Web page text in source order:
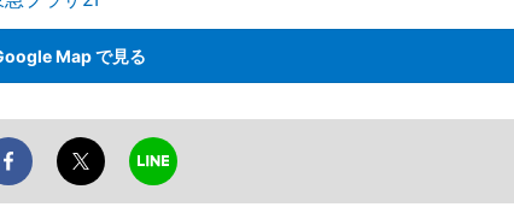
Map で見る